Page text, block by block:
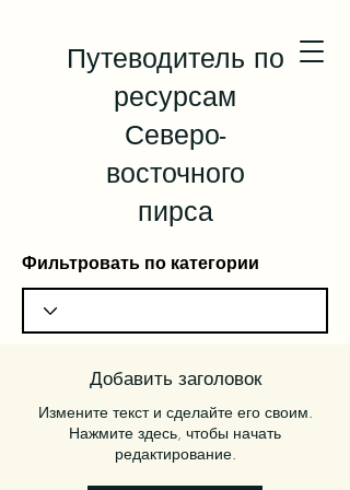
Путеводитель по
ресурсам
Северо-
восточного
пирса
Фильтровать по категории
Добавить заголовок
Измените текст и сделайте его своим.
Нажмите здесь, чтобы начать
редактирование.